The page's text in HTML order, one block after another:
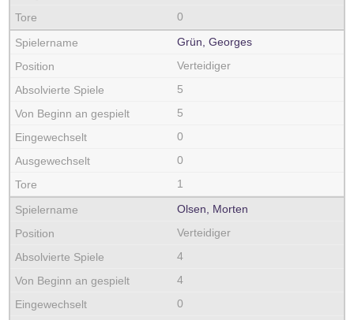
0
Grün, Georges
Verteidiger
5
5
0
0
1
Olsen, Morten
Verteidiger
4
4
0